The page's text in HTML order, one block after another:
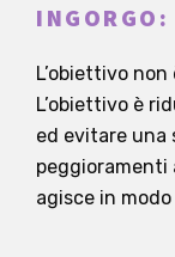
INGORGO:
L’obiettivo
L’obiettivo è
ed evitare una
peggioramenti
agisce in